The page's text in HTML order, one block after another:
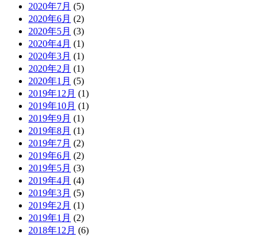
2020年7月 (5)
2020年6月 (2)
2020年5月 (3)
2020年4月 (1)
2020年3月 (1)
2020年2月 (1)
2020年1月 (5)
2019年12月 (1)
2019年10月 (1)
2019年9月 (1)
2019年8月 (1)
2019年7月 (2)
2019年6月 (2)
2019年5月 (3)
2019年4月 (4)
2019年3月 (5)
2019年2月 (1)
2019年1月 (2)
2018年12月 (6)